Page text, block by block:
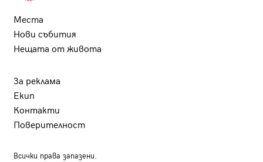
Места
Нови събития
Нещата от живота
За реклама
Екип
Контакти
Поверителност
Всички права запазени.